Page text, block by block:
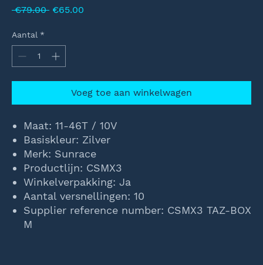
€79.00 Normale
€65.00
Aantal *
Voeg toe aan winkelwagen
Maat: 11-46T / 10V
Basiskleur: Zilver
Merk: Sunrace
Productlijn: CSMX3
Winkelverpakking: Ja
Aantal versnellingen: 10
Supplier reference number: CSMX3 TAZ-BOX
M